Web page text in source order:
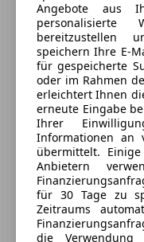
Dachreling
Innenspiegel
Pannenkit
Anbieter
Deine Nachricht
Angebote aus
personalisierte
bereitzustellen
speichern Ihre E-
für gespeicherte
oder im Rahmen
erleichtert Ihnen
erneute Eingabe
Ihrer
Informationen an
übermittelt.
Anbietern
für 30 Tage zu
Zeitraums
die Verwendung